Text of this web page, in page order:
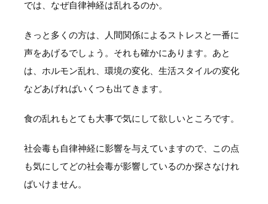
では、なぜ自律神経は乱れるのか。
きっと多くの方は、人間関係によるストレスと一番に
声をあげるでしょう。それも確かにあります。あと
は、ホルモン乱れ、環境の変化、生活スタイルの変化
などあげればいくつも出てきます。
食の乱れもとても大事で気にして欲しいところです。
社会毒も自律神経に影響を与えていますので、この点
も気にしてどの社会毒が影響しているのか探さなけれ
ばいけません。